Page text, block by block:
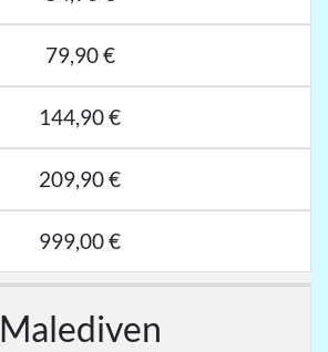
79,90 €
144,90 €
209,90 €
999,00 €
Malediven